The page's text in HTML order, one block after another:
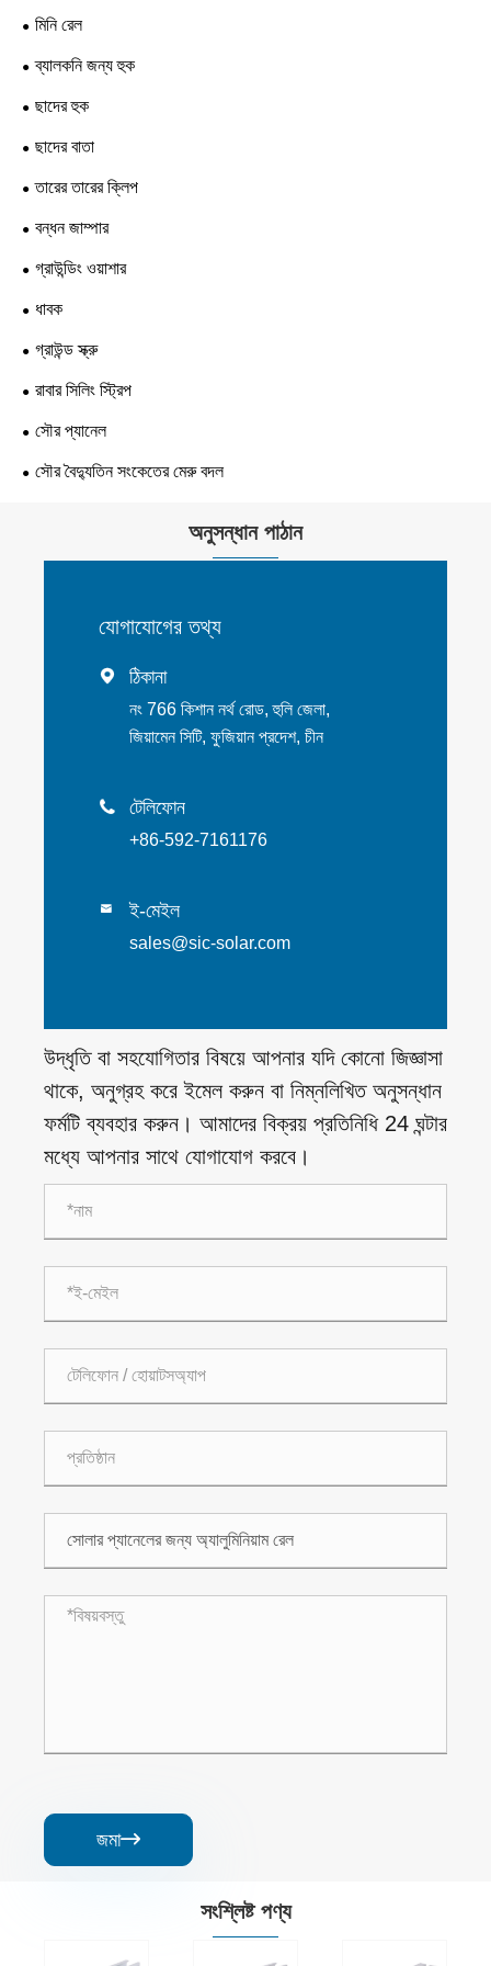
মিনি রেল
ব্যালকনি জন্য হুক
ছাদের হুক
ছাদের বাতা
তারের তারের ক্লিপ
বন্ধন জাম্পার
গ্রাউন্ডিং ওয়াশার
ধাবক
গ্রাউন্ড স্ক্রু
রাবার সিলিং স্ট্রিপ
সৌর প্যানেল
সৌর বৈদ্যুতিন সংকেতের মেরু বদল
অনুসন্ধান পাঠান
যোগাযোগের তথ্য
 ঠিকানা
নং 766 কিশান নর্থ রোড, হুলি জেলা,
জিয়ামেন সিটি, ফুজিয়ান প্রদেশ, চীন
 টেলিফোন
+86-592-7161176
 ই-মেইল
sales@sic-solar.com
উদ্ধৃতি বা সহযোগিতার বিষয়ে আপনার যদি কোনো জিজ্ঞাসা
থাকে, অনুগ্রহ করে ইমেল করুন বা নিম্নলিখিত অনুসন্ধান
ফর্মটি ব্যবহার করুন। আমাদের বিক্রয় প্রতিনিধি 24 ঘন্টার
মধ্যে আপনার সাথে যোগাযোগ করবে।
জমা
সংশ্লিষ্ট পণ্য